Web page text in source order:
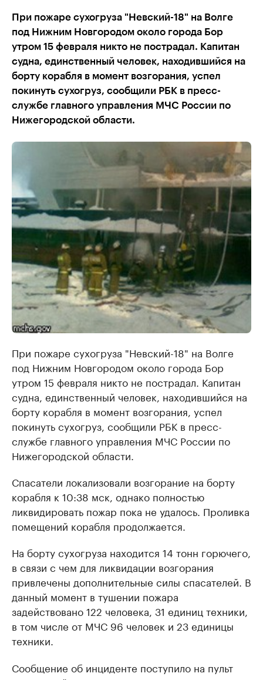
При пожаре сухогруза "Невский-18" на Волге
под Нижним Новгородом около города Бор
утром 15 февраля никто не пострадал. Капитан
судна, единственный человек, находившийся на
борту корабля в момент возгорания, успел
покинуть сухогруз, сообщили РБК в пресс-
службе главного управления МЧС России по
Нижегородской области.
При пожаре сухогруза "Невский-18" на Волге
под Нижним Новгородом около города Бор
утром 15 февраля никто не пострадал. Капитан
судна, единственный человек, находившийся на
борту корабля в момент возгорания, успел
покинуть сухогруз, сообщили РБК в пресс-
службе главного управления МЧС России по
Нижегородской области.
Спасатели локализовали возгорание на борту
корабля к 10:38 мск, однако полностью
ликвидировать пожар пока не удалось. Проливка
помещений корабля продолжается.
На борту сухогруза находится 14 тонн горючего,
в связи с чем для ликвидации возгорания
привлечены дополнительные силы спасателей. В
данный момент в тушении пожара
задействовано 122 человека, 31 единиц техники,
в том числе от МЧС 96 человек и 23 единицы
техники.
Сообщение об инциденте поступило на пульт